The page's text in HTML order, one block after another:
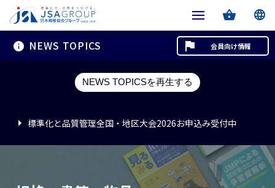
NEWS TOPICS
NEWS TOPICSを再生する
標準化と品質管理全国・地区大会2026お申込み受付中
標準化と品質管理全国・地区大会2026お申込み受付中
標準化と品質管理全国・地区大会2026お申込み受付中
会員向け情報